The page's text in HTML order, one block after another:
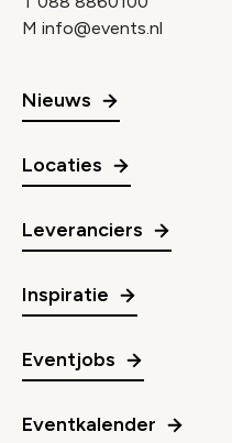
M info@events.nl
Nieuws
Locaties
Leveranciers
Inspiratie
Eventjobs
Eventkalender